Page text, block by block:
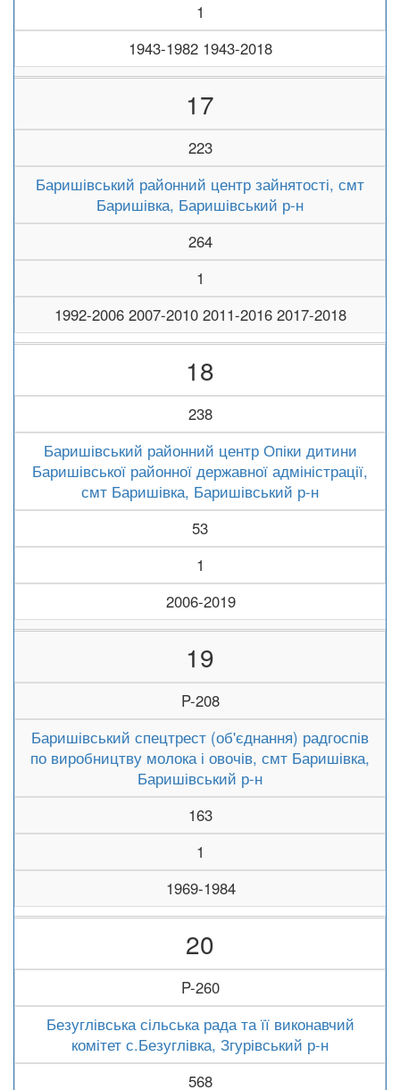
1
1943-1982 1943-2018
17
223
Баришівський районний центр зайнятості, смт
Баришівка, Баришівський р-н
264
1
1992-2006 2007-2010 2011-2016 2017-2018
18
238
Баришівський районний центр Опіки дитини
Баришівської районної державної адміністрації,
смт Баришівка, Баришівський р-н
53
1
2006-2019
19
P-208
Баришівський спецтрест (об'єднання) радгоспів
по виробництву молока і овочів, смт Баришівка,
Баришівський р-н
163
1
1969-1984
20
P-260
Безуглівська сільська рада та її виконавчий
комітет с.Безуглівка, Згурівський р-н
568